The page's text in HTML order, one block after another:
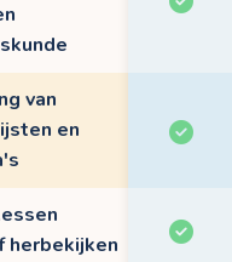
van
en
herbekijken